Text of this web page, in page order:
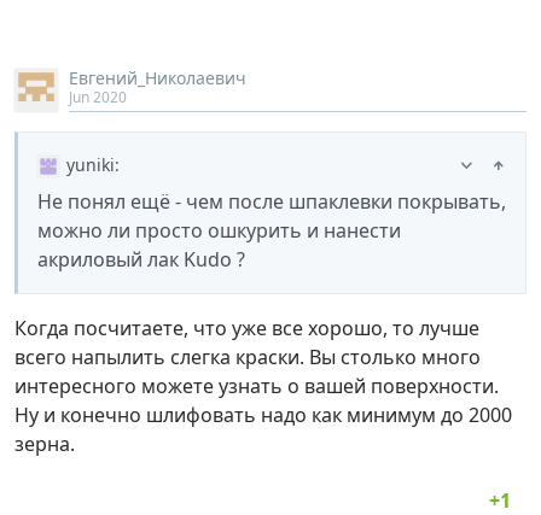
Евгений_Николаевич
Jun 2020
yuniki:
Не понял ещё - чем после шпаклевки покрывать,
можно ли просто ошкурить и нанести
акриловый лак Kudo ?
Когда посчитаете, что уже все хорошо, то лучше
всего напылить слегка краски. Вы столько много
интересного можете узнать о вашей поверхности.
Ну и конечно шлифовать надо как минимум до 2000
зерна.